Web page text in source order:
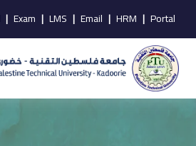
Portal
|
HRM
|
Email
|
LMS
|
Exam
|